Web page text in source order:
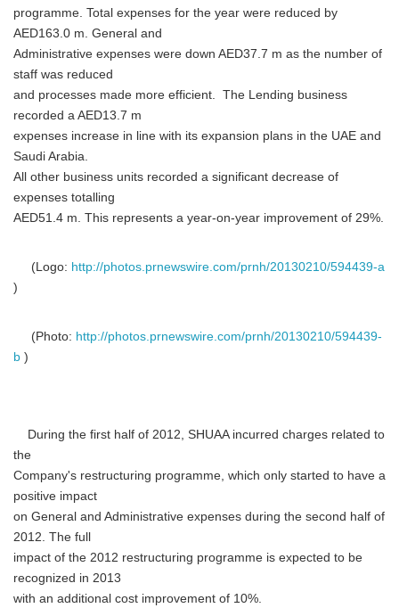
programme. Total expenses for the year were reduced by
AED163.0 m. General and
Administrative expenses were down AED37.7 m as the number of
staff was reduced
and processes made more efficient. The Lending business
recorded a AED13.7 m
expenses increase in line with its expansion plans in the UAE and
Saudi Arabia.
All other business units recorded a significant decrease of
expenses totalling
AED51.4 m. This represents a year-on-year improvement of 29%.
(Logo: http://photos.prnewswire.com/prnh/20130210/594439-a
)
(Photo: http://photos.prnewswire.com/prnh/20130210/594439-
b )
During the first half of 2012, SHUAA incurred charges related to
the
Company's restructuring programme, which only started to have a
positive impact
on General and Administrative expenses during the second half of
2012. The full
impact of the 2012 restructuring programme is expected to be
recognized in 2013
with an additional cost improvement of 10%.